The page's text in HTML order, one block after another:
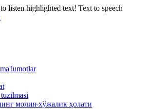
listen highlighted text! Text to speech
молия-хўжалик ҳолати